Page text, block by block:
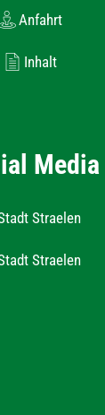
Anfahrt
Inhalt
Media
Straelen
Straelen